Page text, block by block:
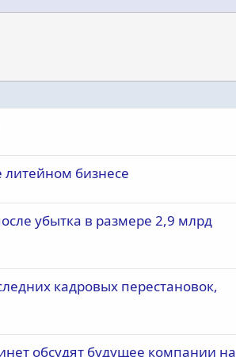
литейном бизнесе
убытка в размере 2,9 млрд
кадровых перестановок,
обсудят будущее компании на